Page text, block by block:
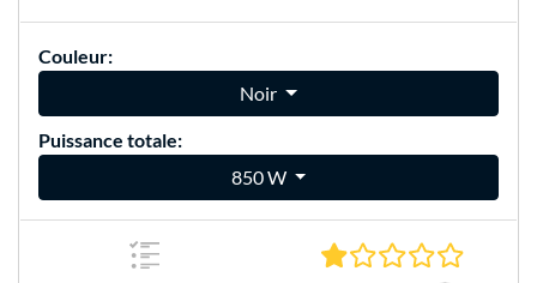
Couleur:
Noir
Puissance totale:
850 W